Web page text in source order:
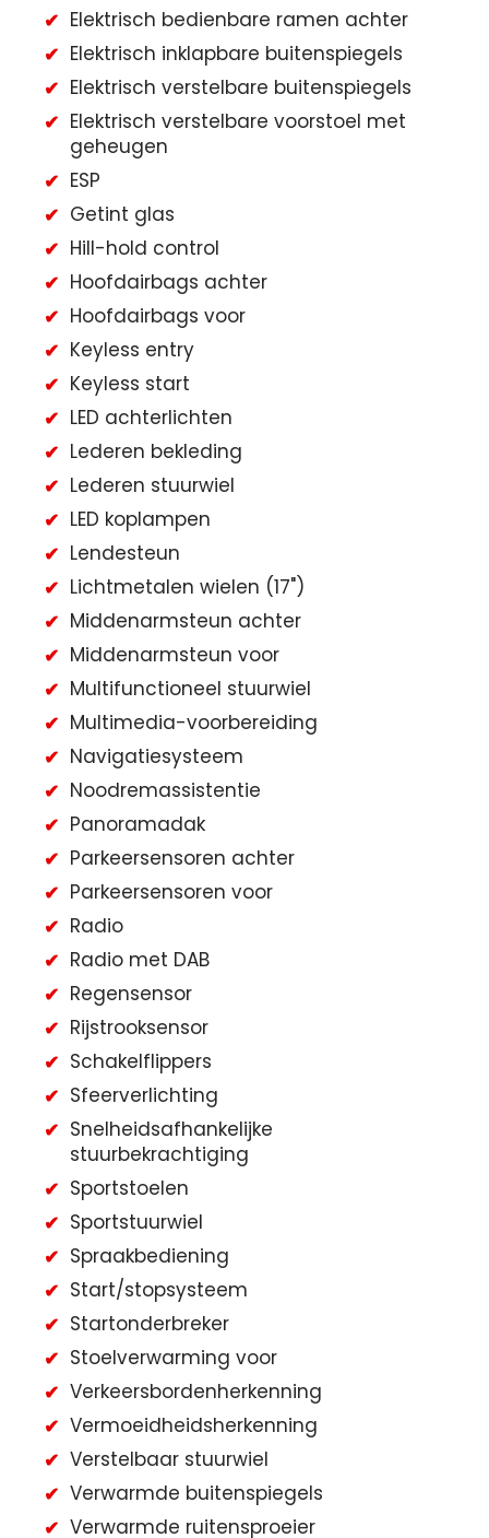
Elektrisch bedienbare ramen achter
Elektrisch inklapbare buitenspiegels
Elektrisch verstelbare buitenspiegels
Elektrisch verstelbare voorstoel met
geheugen
ESP
Getint glas
Hill-hold control
Hoofdairbags achter
Hoofdairbags voor
Keyless entry
Keyless start
LED achterlichten
Lederen bekleding
Lederen stuurwiel
LED koplampen
Lendesteun
Lichtmetalen wielen (17")
Middenarmsteun achter
Middenarmsteun voor
Multifunctioneel stuurwiel
Multimedia-voorbereiding
Navigatiesysteem
Noodremassistentie
Panoramadak
Parkeersensoren achter
Parkeersensoren voor
Radio
Radio met DAB
Regensensor
Rijstrooksensor
Schakelflippers
Sfeerverlichting
Snelheidsafhankelijke
stuurbekrachtiging
Sportstoelen
Sportstuurwiel
Spraakbediening
Start/stopsysteem
Startonderbreker
Stoelverwarming voor
Verkeersbordenherkenning
Vermoeidheidsherkenning
Verstelbaar stuurwiel
Verwarmde buitenspiegels
Verwarmde ruitensproeier